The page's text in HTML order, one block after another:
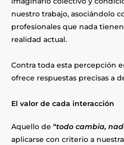
nuestro trabajo, asociándolo
profesionales que nada
realidad actual.
Contra toda esta percepción
ofrece respuestas precisas a
El valor de cada interacción
Aquello de“todo cambia,
aplicarse con criterio a